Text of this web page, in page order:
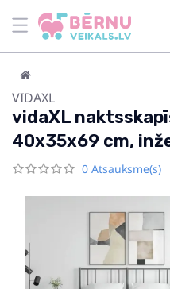
VIDAXL
vidaXL
40x35x69 cm,
0 Atsauksme(s)